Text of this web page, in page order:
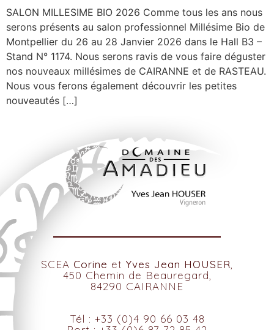
SALON MILLESIME BIO 2026 Comme tous les ans nous
serons présents au salon professionnel Millésime Bio de
Montpellier du 26 au 28 Janvier 2026 dans le Hall B3 –
Stand N° 1174. Nous serons ravis de vous faire déguster
nos nouveaux millésimes de CAIRANNE et de RASTEAU.
Nous vous ferons également découvrir les petites
nouveautés […]
SCEA Corine et Yves Jean HOUSER,
450 Chemin de Beauregard,
84290 CAIRANNE
Tél : +33 (0)4 90 66 03 48